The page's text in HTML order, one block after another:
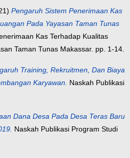
Pengaruh Sistem Penerimaan Kas
Pada Yayasan Taman Tunas
Kas Terhadap Kualitas
Taman Tunas Makassar. pp. 1-14.
Training, Rekruitmen, Dan Biaya
Karyawan. Naskah Publikasi
Dana Desa Pada Desa Teras Baru
Naskah Publikasi Program Studi